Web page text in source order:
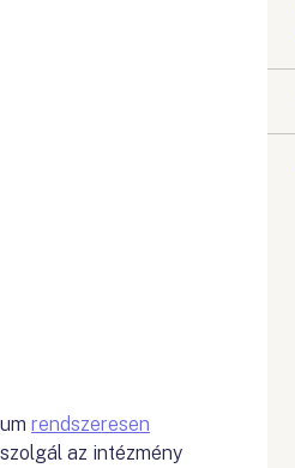
rendszeresen
az intézmény